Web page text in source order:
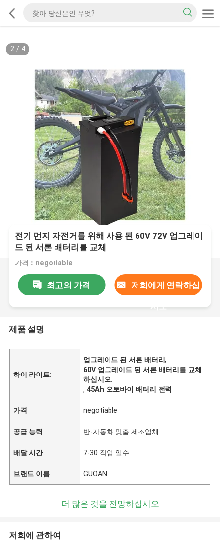
2/ 4
전기 먼지 자전거를 위해 사용 된 60V 72V 업그레이
드 된 서론 배터리를 교체
가격：negotiable
최고의 가격 저희에게 연락하십
시오
제품 설명
하이 라이트:
업그레이드 된 서론 배터리,
60V 업그레이드 된 서론 배터리를 교체
하십시오.
,45Ah 오토바이 배터리 전력
가격 negotiable
공급 능력 반-자동화 맞춤 제조업체
배달 시간 7-30 작업 일수
브랜드 이름 GUOAN
더 많은 것을 전망하십시오
저희에 관하여